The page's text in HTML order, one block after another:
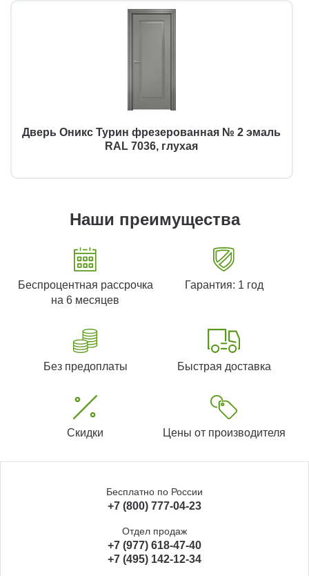
Дверь Оникс Турин фрезерованная № 2 эмаль
RAL 7036, глухая
Наши преимущества
Беспроцентная рассрочка
на 6 месяцев
Гарантия: 1 год
Без предоплаты Быстрая доставка
Скидки Цены от производителя
Бесплатно по России
+7 (800) 777-04-23
Отдел продаж
+7 (977) 618-47-40
+7 (495) 142-12-34